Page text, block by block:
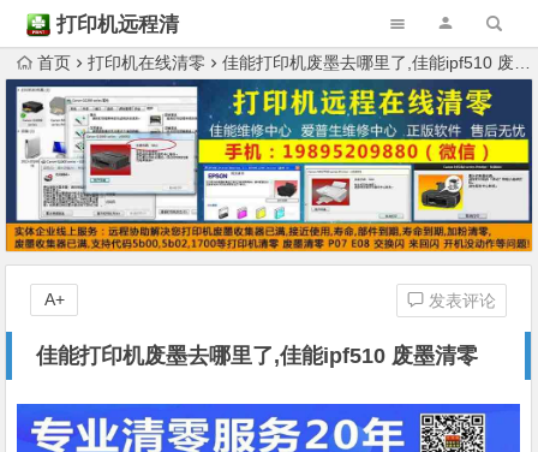
打印机远程清
零首页 打印机在线清零 佳能打印机废墨去哪里了,佳能ipf510 废墨清零
佳能打印机废墨去哪里了,佳能ipf510 废墨清零
发表评论
A+